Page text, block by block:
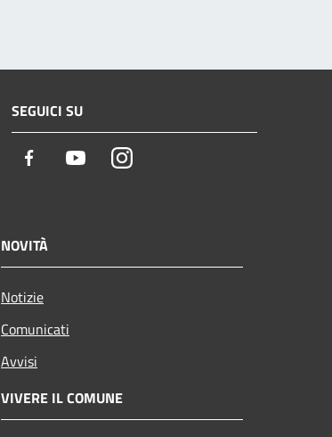
SEGUICI SU
Facebook YoutubeInstagram
NOVITÀ
Notizie
Comunicati
Avvisi
VIVERE IL COMUNE